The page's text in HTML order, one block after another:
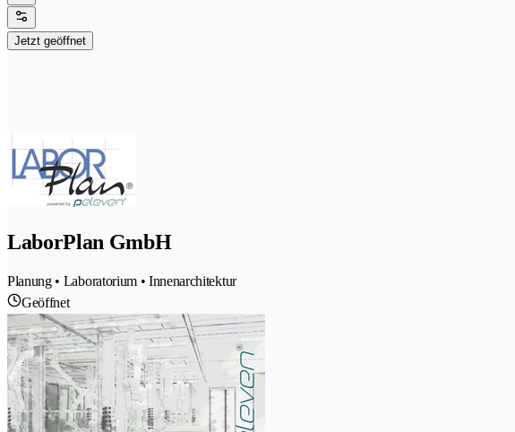
Jetzt geöffnet
LaborPlan GmbH
Planung • Laboratorium • Innenarchitektur
Geöffnet